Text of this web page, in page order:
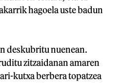
hagoela uste badun
deskubritu nuenean.
zitzaidanan amaren
kutxa berbera topatzea